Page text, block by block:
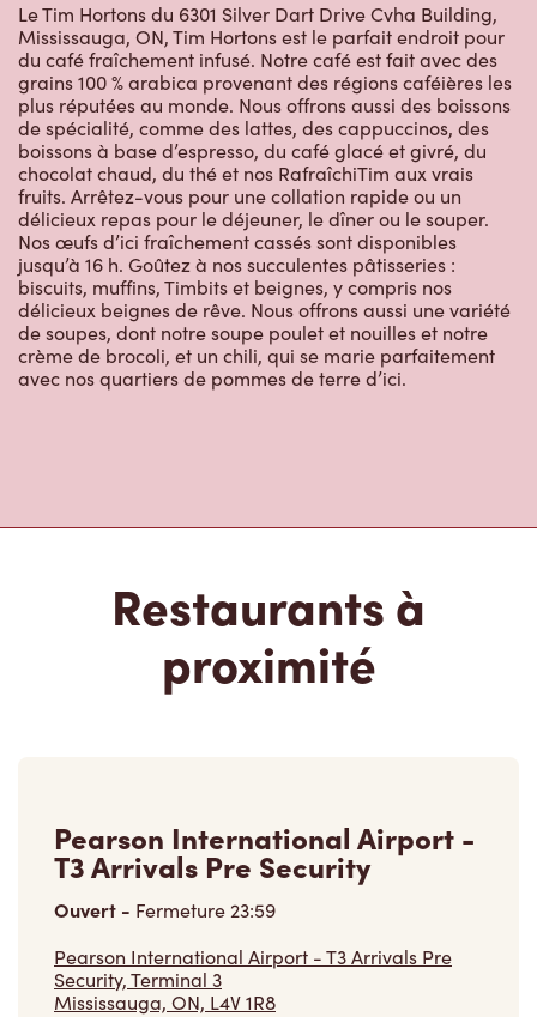
Le Tim Hortons du 6301 Silver Dart Drive Cvha Building,
Mississauga, ON, Tim Hortons est le parfait endroit pour
du café fraîchement infusé. Notre café est fait avec des
grains 100 % arabica provenant des régions caféières les
plus réputées au monde. Nous offrons aussi des boissons
de spécialité, comme des lattes, des cappuccinos, des
boissons à base d’espresso, du café glacé et givré, du
chocolat chaud, du thé et nos RafraîchiTim aux vrais
fruits. Arrêtez-vous pour une collation rapide ou un
délicieux repas pour le déjeuner, le dîner ou le souper.
Nos œufs d’ici fraîchement cassés sont disponibles
jusqu’à 16 h. Goûtez à nos succulentes pâtisseries :
biscuits, muffins, Timbits et beignes, y compris nos
délicieux beignes de rêve. Nous offrons aussi une variété
de soupes, dont notre soupe poulet et nouilles et notre
crème de brocoli, et un chili, qui se marie parfaitement
avec nos quartiers de pommes de terre d’ici.
Restaurants à
proximité
Pearson International Airport -
T3 Arrivals Pre Security
Ouvert - Fermeture23:59
Pearson International Airport - T3 Arrivals Pre
Security, Terminal 3
Mississauga, ON, L4V 1R8